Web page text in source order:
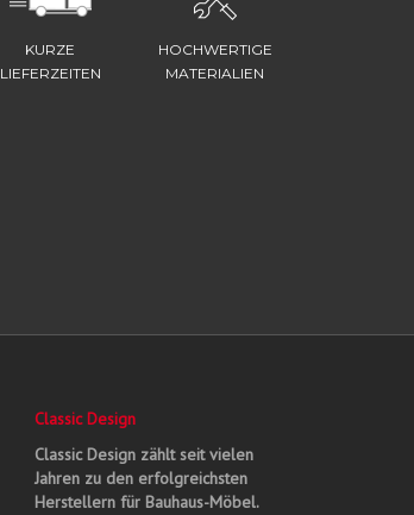
KURZE
LIEFERZEITEN
HOCHWERTIGE
MATERIALIEN
Classic Design
Classic Design zählt seit vielen
Jahren zu den erfolgreichsten
Herstellern für Bauhaus-Möbel.